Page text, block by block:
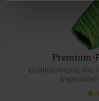
Premium-
Qualitätsbezug aus